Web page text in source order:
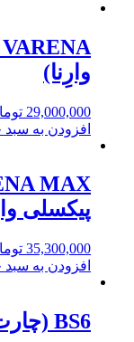
وارِنا)
29,000,000
افزودن به سبد
پیکسلی
35,300,000
افزودن به سبد
BS6 (چارت بینایی سنجی دارای بلوتوث)